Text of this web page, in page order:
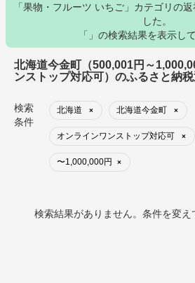
「果物・フルーツ いちご」カテゴリの
した。
「」の検索結果を表示し
北海道今金町（500,001円～
ンストップ対応可）のふるさと納
検索
条件
北海道 × 北海道今金町 ×
オンラインワンストップ対応可 ×
〜1,000,000円 ×
検索結果がありません。条件を変え